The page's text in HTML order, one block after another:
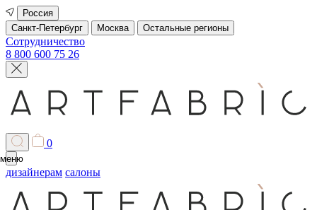
Россия
Санкт-Петербург
Москва Остальные регионы
Сотрудничество
8 800 600 75 26
0
меню
дизайнерам салоны